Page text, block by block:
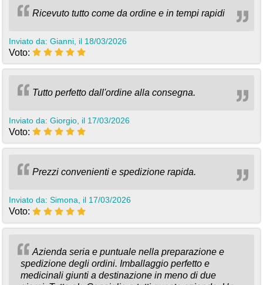
Ricevuto tutto come da ordine e in tempi rapidi
Inviato da: Gianni, il 18/03/2026
Voto:
Tutto perfetto dall'ordine alla consegna.
Inviato da: Giorgio, il 17/03/2026
Voto:
Prezzi convenienti e spedizione rapida.
Inviato da: Simona, il 17/03/2026
Voto:
Azienda seria e puntuale nella preparazione e
spedizione degli ordini. Imballaggio perfetto e
medicinali giunti a destinazione in meno di due